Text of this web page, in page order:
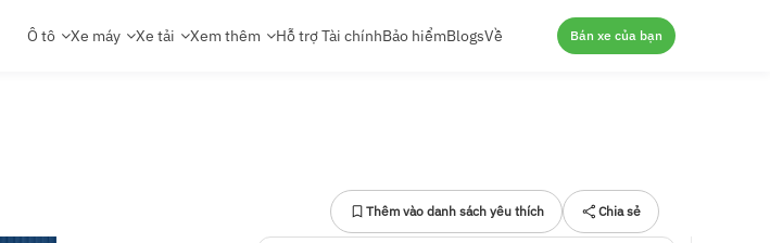
Ô tô
Xe máy Xe tải Xem thêm Hỗ trợ Tài chínhBảo hiểmBlogsVề Bán xe của bạn
Thêm vào danh sách yêu thích Chia sẻ